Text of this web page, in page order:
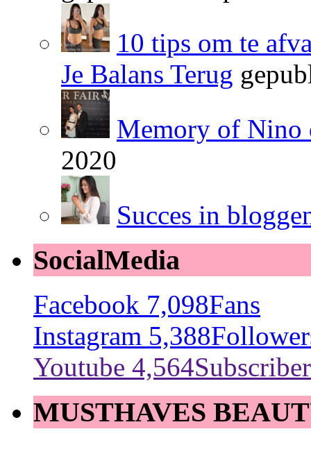
10 tips om te
Je Balans Terug
Memory of Nino
2020
Succes in
SocialMedia
Facebook 7,098Fans
Instagram 5,388
Youtube 4,564Subscriber
MUSTHAVES